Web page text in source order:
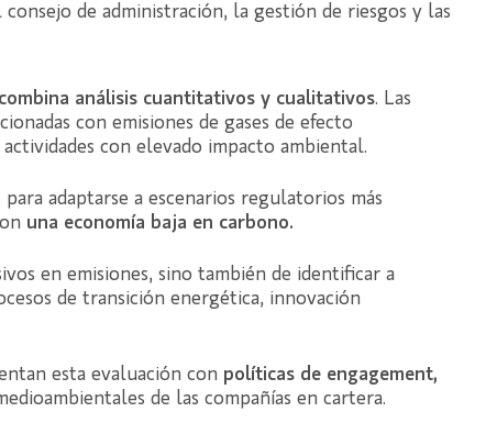
de administración, la gestión de riesgos y las
combina análisis cuantitativos y cualitativos. Las
con emisiones de gases de efecto
con elevado impacto ambiental.
adaptarse a escenarios regulatorios más
una economía baja en carbono.
en emisiones, sino también de identificar a
de transición energética, innovación
esta evaluación con políticas de engagement,
de las compañías en cartera.